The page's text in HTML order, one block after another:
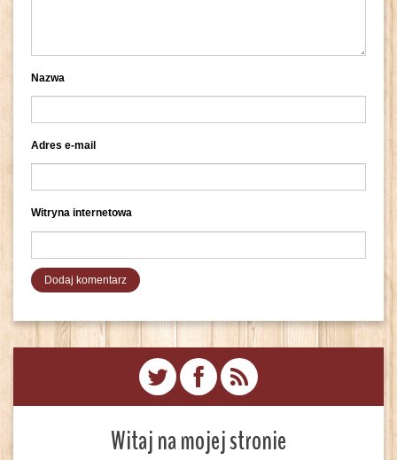
Nazwa
Adres e-mail
Witryna internetowa
Witaj na mojej stronie